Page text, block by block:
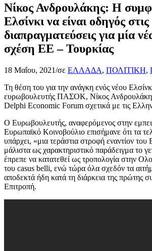
Νίκος Ανδρουλάκης: Η
Ελσίνκι να είναι οδηγός στις
διαπραγματεύσεις για μία
σχέση ΕΕ – Τουρκίας
18 Μαΐου, 2021/σε ΕΛΛΑΔΑ, ΠΟΛΙΤΙΚΗ,
Τη θέση του για την ανάγκη ενός νέου
ευρωβουλευτής ΠΑΣΟΚ, Νίκος
Delphi Economic Forum σχετικά με τις
Ο Ευρωβουλευτής, αναφερόμενος στην
Ευρωπαϊκό Κοινοβούλιο επισήμανε ότι τα
υπάρχει, «μια τεράστια στροφή εναντίον
μάλιστα ως χαρακτηριστικό παράδειγμα το
έπρεπε να κατατεθεί ως τροπολογία στην
του casus belli, ενώ τώρα όλα σχεδόν τα
αποδεκτά ήδη κατά τη διάρκεια της πρώτης
Επιτροπή.